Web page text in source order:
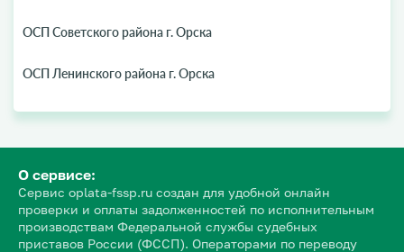
ОСП Советского района г. Орска
ОСП Ленинского района г. Орска
О сервисе:
Сервис oplata-fssp.ru создан для удобной онлайн
проверки и оплаты задолженностей по исполнительным
производствам Федеральной службы судебных
приставов России (ФССП). Операторами по переводу